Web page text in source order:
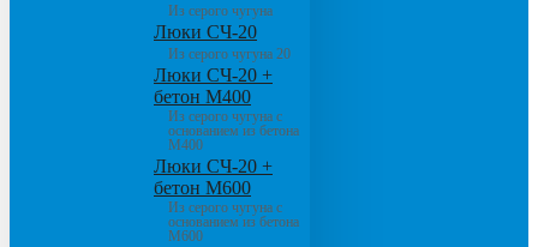
Из серого чугуна
Люки СЧ-20
Из серого чугуна 20
Люки СЧ-20 +
бетон М400
Из серого чугуна с
основанием из бетона
М400
Люки СЧ-20 +
бетон М600
Из серого чугуна с
основанием из бетона
М600